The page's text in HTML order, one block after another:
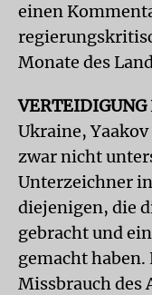
einen
Monate des
VERTEIDIGUNG
Ukraine,
zwar nicht
Unterzeichner
diejenigen, die
gebracht und
gemacht
Missbrauch des